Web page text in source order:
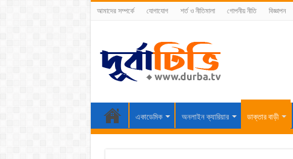
আমাদের সম্পর্কে যোগাযোগ শর্ত ও নীতিমালা গোপনীয় নীতি বিজ্ঞাপন
একাডেমিক অনলাইন ক্যারিয়ার ডাক্তার বাড়ী